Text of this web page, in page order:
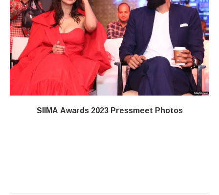
SIIMA Awards 2023 Pressmeet Photos